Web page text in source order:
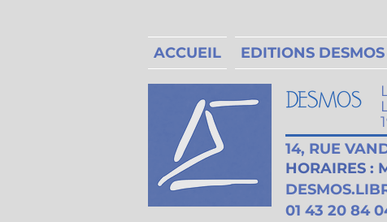
ACCUEIL EDITIONS DESMOS
14, RUE
HORAIRES :
01 43 20 84